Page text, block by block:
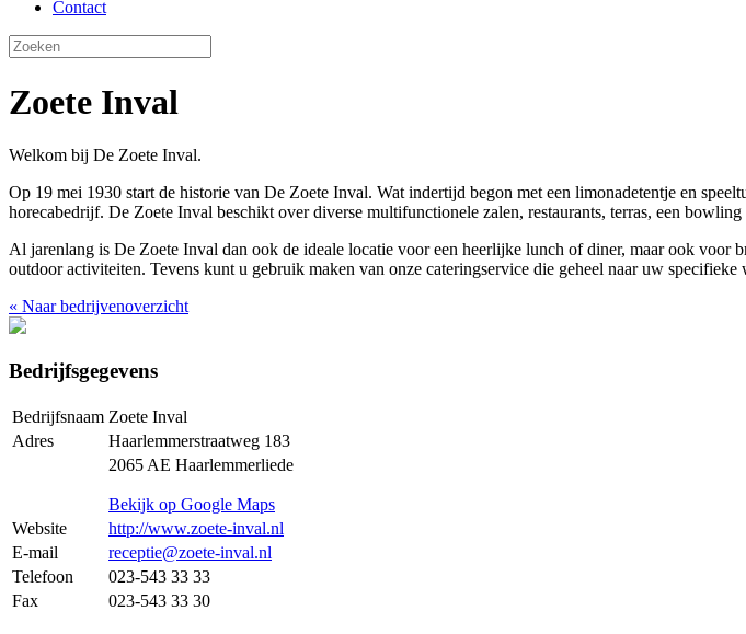
Contact
Zoete Inval
Welkom bij De Zoete Inval.
Op 19 mei 1930 start de historie van De Zoete Inval. Wat indertijd begon met een limonadetentje en
horecabedrijf. De Zoete Inval beschikt over diverse multifunctionele zalen, restaurants, terras, een
Al jarenlang is De Zoete Inval dan ook de ideale locatie voor een heerlijke lunch of diner, maar ook
outdoor activiteiten. Tevens kunt u gebruik maken van onze cateringservice die geheel naar uw
« Naar bedrijvenoverzicht
Bedrijfsgegevens
Bedrijfsnaam Zoete Inval
Adres
Haarlemmerstraatweg 183
2065 AE Haarlemmerliede
Bekijk op Google Maps
Website
http://www.zoete-inval.nl
E-mail
receptie@zoete-inval.nl
Telefoon
023-543 33 33
Fax
023-543 33 30